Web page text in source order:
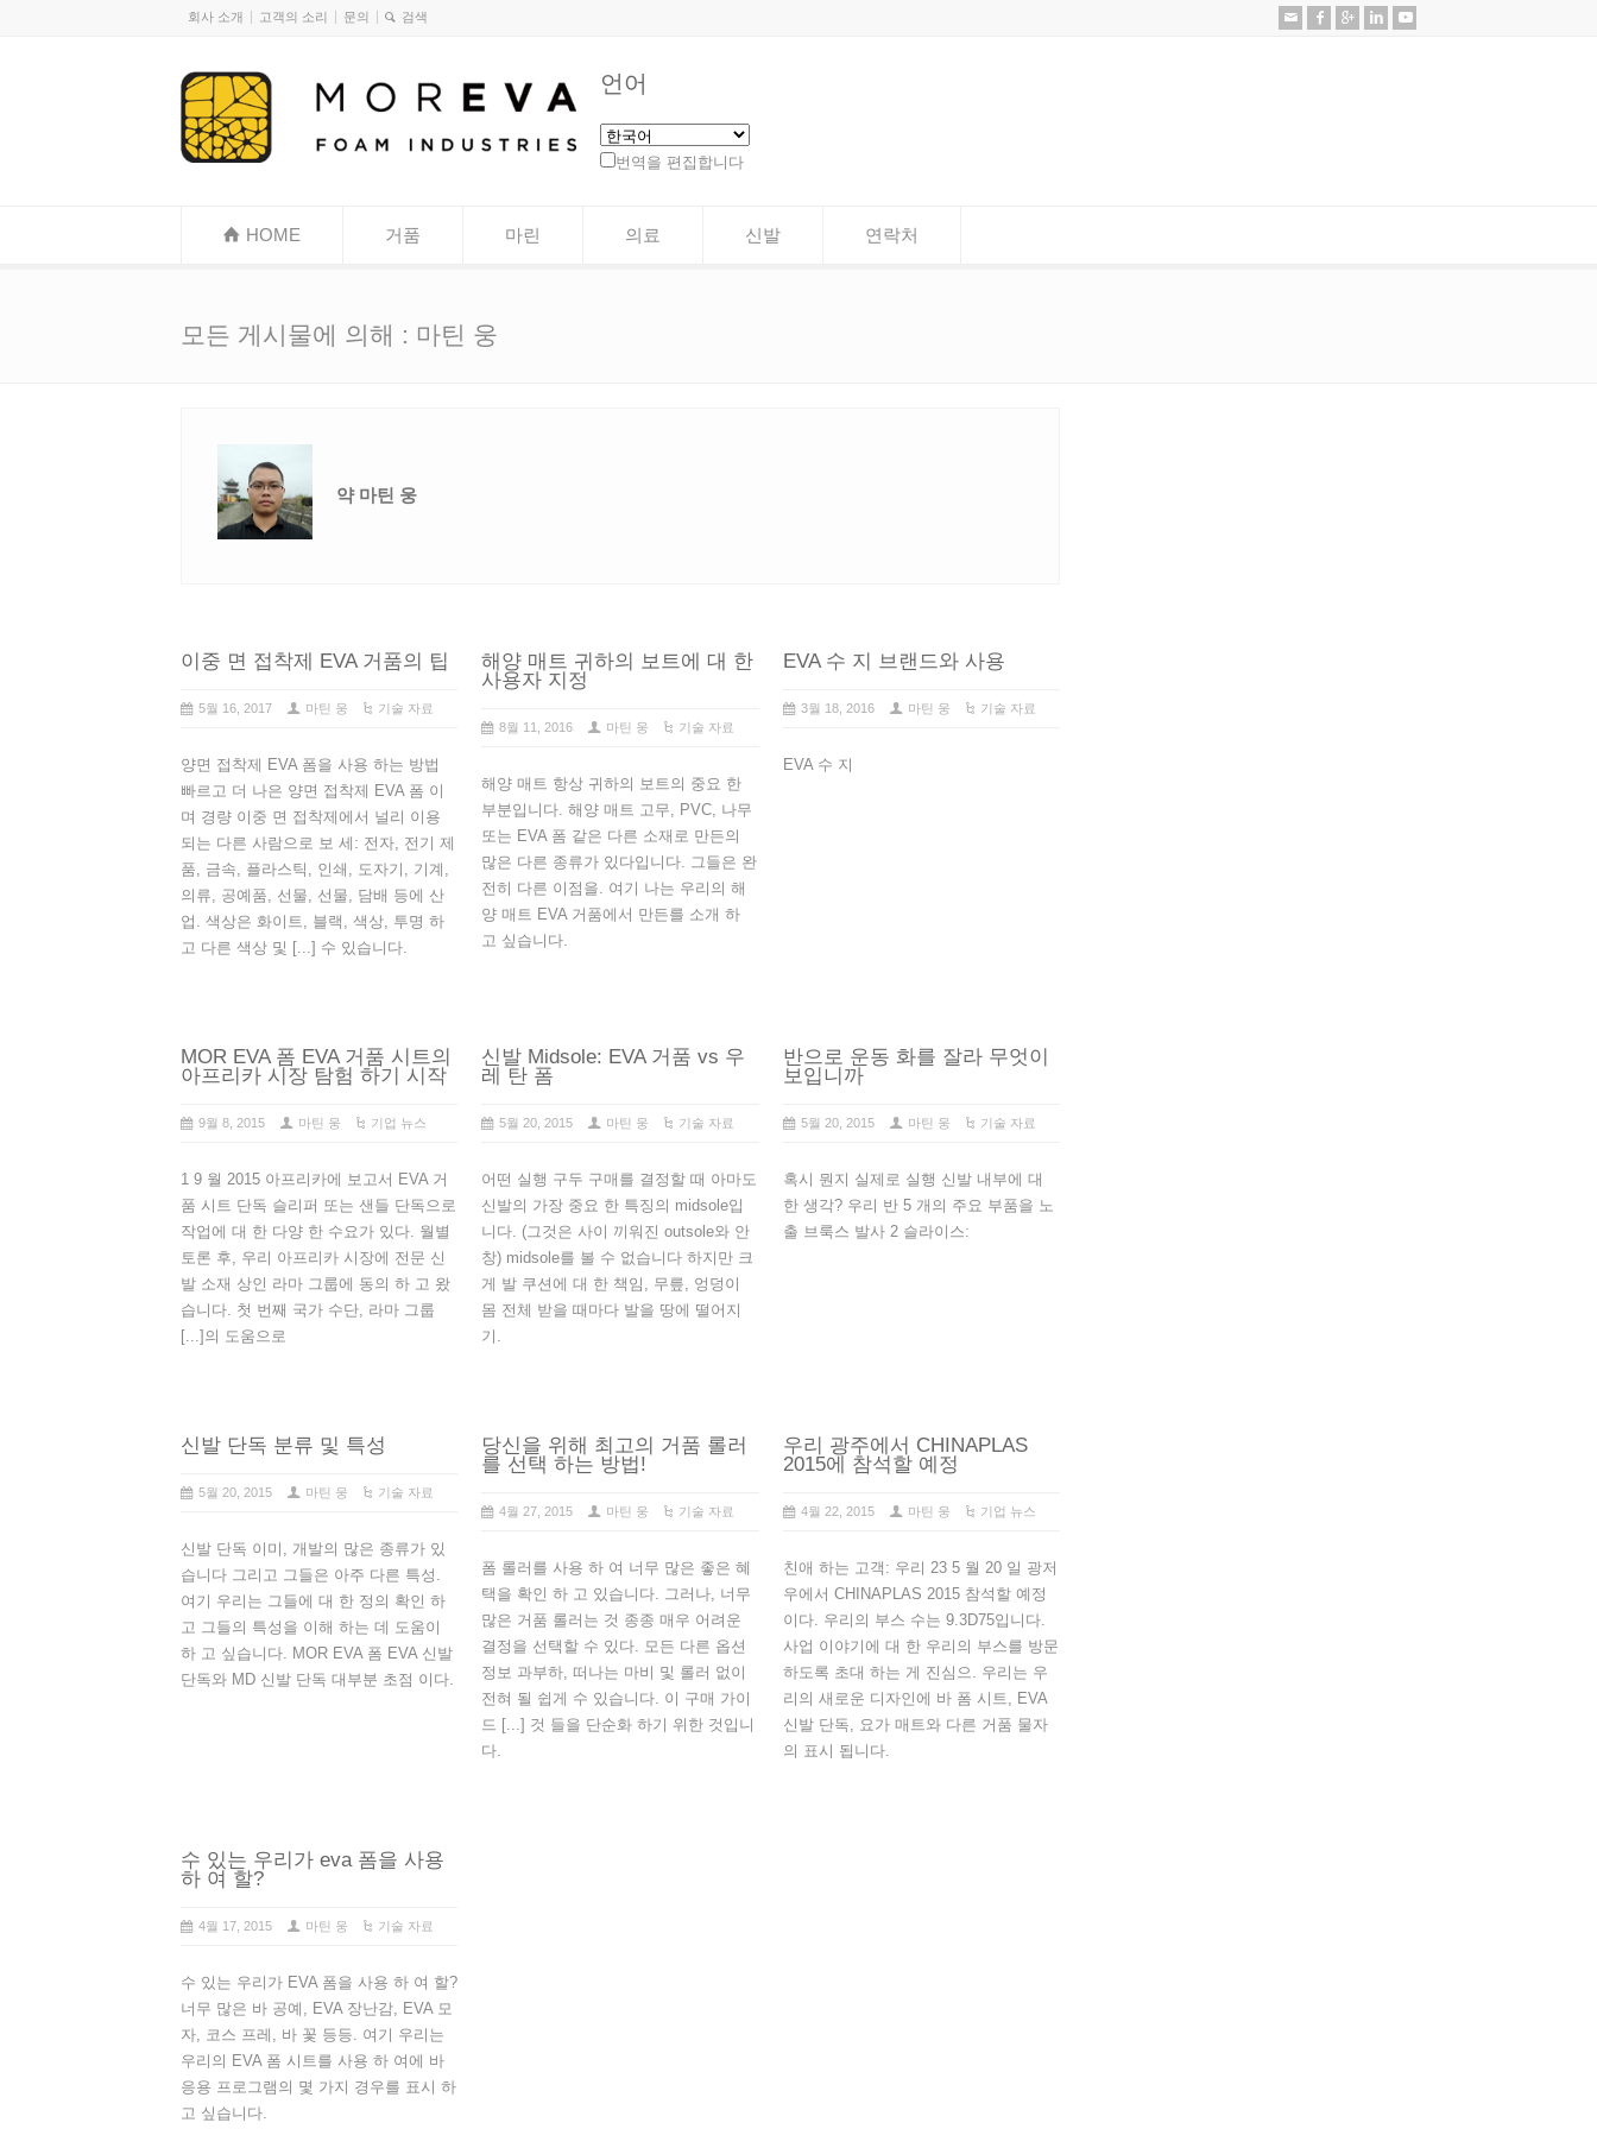
회사 소개 고객의 소리 문의
언어
번역을 편집합니다
HOME 거품 마린 의료 신발 연락처
모든 게시물에 의해 : 마틴 웅
약 마틴 웅
이중 면 접착제 EVA 거품의 팁
5월 16, 2017 마틴 웅 기술 자료
양면 접착제 EVA 폼을 사용 하는 방법
빠르고 더 나은 양면 접착제 EVA 폼 이
며 경량 이중 면 접착제에서 널리 이용
되는 다른 사람으로 보 세: 전자, 전기 제
품, 금속, 플라스틱, 인쇄, 도자기, 기계,
의류, 공예품, 선물, 선물, 담배 등에 산
업. 색상은 화이트, 블랙, 색상, 투명 하
고 다른 색상 및 [...] 수 있습니다.
해양 매트 귀하의 보트에 대 한
사용자 지정
8월 11, 2016 마틴 웅 기술 자료
해양 매트 항상 귀하의 보트의 중요 한
부분입니다. 해양 매트 고무, PVC, 나무
또는 EVA 폼 같은 다른 소재로 만든의
많은 다른 종류가 있다입니다. 그들은 완
전히 다른 이점을. 여기 나는 우리의 해
양 매트 EVA 거품에서 만든를 소개 하
고 싶습니다.
EVA 수 지 브랜드와 사용
3월 18, 2016 마틴 웅 기술 자료
EVA 수 지
MOR EVA 폼 EVA 거품 시트의
아프리카 시장 탐험 하기 시작
9월 8, 2015 마틴 웅 기업 뉴스
1 9 월 2015 아프리카에 보고서 EVA 거
품 시트 단독 슬리퍼 또는 샌들 단독으로
작업에 대 한 다양 한 수요가 있다. 월별
토론 후, 우리 아프리카 시장에 전문 신
발 소재 상인 라마 그룹에 동의 하 고 왔
습니다. 첫 번째 국가 수단, 라마 그룹
[...]의 도움으로
신발 Midsole: EVA 거품 vs 우
레 탄 폼
5월 20, 2015 마틴 웅 기술 자료
어떤 실행 구두 구매를 결정할 때 아마도
신발의 가장 중요 한 특징의 midsole입
니다. (그것은 사이 끼워진 outsole와 안
창) midsole를 볼 수 없습니다 하지만 크
게 발 쿠션에 대 한 책임, 무릎, 엉덩이
몸 전체 받을 때마다 발을 땅에 떨어지
기.
반으로 운동 화를 잘라 무엇이
보입니까
5월 20, 2015 마틴 웅 기술 자료
혹시 뭔지 실제로 실행 신발 내부에 대
한 생각? 우리 반 5 개의 주요 부품을 노
출 브룩스 발사 2 슬라이스:
신발 단독 분류 및 특성
5월 20, 2015 마틴 웅 기술 자료
신발 단독 이미, 개발의 많은 종류가 있
습니다 그리고 그들은 아주 다른 특성.
여기 우리는 그들에 대 한 정의 확인 하
고 그들의 특성을 이해 하는 데 도움이
하 고 싶습니다. MOR EVA 폼 EVA 신발
단독와 MD 신발 단독 대부분 초점 이다.
당신을 위해 최고의 거품 롤러
를 선택 하는 방법!
4월 27, 2015 마틴 웅 기술 자료
폼 롤러를 사용 하 여 너무 많은 좋은 혜
택을 확인 하 고 있습니다. 그러나, 너무
많은 거품 롤러는 것 종종 매우 어려운
결정을 선택할 수 있다. 모든 다른 옵션
정보 과부하, 떠나는 마비 및 롤러 없이
전혀 될 쉽게 수 있습니다. 이 구매 가이
드 [...] 것 들을 단순화 하기 위한 것입니
다.
우리 광주에서 CHINAPLAS
2015에 참석할 예정
4월 22, 2015 마틴 웅 기업 뉴스
친애 하는 고객: 우리 23 5 월 20 일 광저
우에서 CHINAPLAS 2015 참석할 예정
이다. 우리의 부스 수는 9.3D75입니다.
사업 이야기에 대 한 우리의 부스를 방문
하도록 초대 하는 게 진심으. 우리는 우
리의 새로운 디자인에 바 폼 시트, EVA
신발 단독, 요가 매트와 다른 거품 물자
의 표시 됩니다.
수 있는 우리가 eva 폼을 사용
하 여 할?
4월 17, 2015 마틴 웅 기술 자료
수 있는 우리가 EVA 폼을 사용 하 여 할?
너무 많은 바 공예, EVA 장난감, EVA 모
자, 코스 프레, 바 꽃 등등. 여기 우리는
우리의 EVA 폼 시트를 사용 하 여에 바
응용 프로그램의 몇 가지 경우를 표시 하
고 싶습니다.